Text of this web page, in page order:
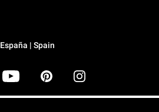
España | Spain